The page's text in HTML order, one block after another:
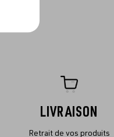
LIVRAISON
Retrait de vos produits